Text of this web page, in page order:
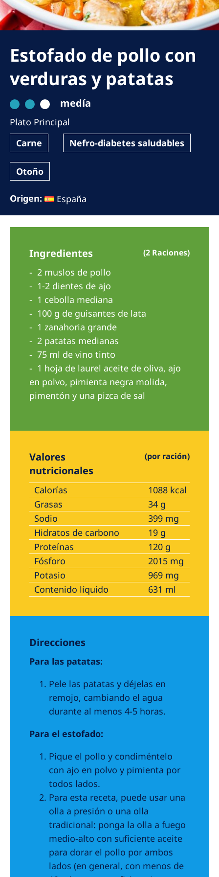
Romania
Russia
Slovakia
Slovenia
Spain
Sweden
Switzerland
Asia Pacific
North America
United States of America
NephroCare International
Global Website
Estofado de pollo con
verduras y patatas
medía
Plato Principal
Carne
Nefro-diabetes saludables
Otoño
Origen: España
Ingredientes (2 Raciones)
2 muslos de pollo
1-2 dientes de ajo
1 cebolla mediana
100 g de guisantes de lata
1 zanahoria grande
2 patatas medianas
75 ml de vino tinto
1 hoja de laurel aceite de oliva, ajo
en polvo, pimienta negra molida,
pimentón y una pizca de sal
Valores
nutricionales
(por ración)
Calorías
1088 kcal
Grasas
34 g
Sodio
399 mg
Hidratos de carbono
19 g
Proteínas
120 g
Fósforo
2015 mg
Potasio
969 mg
Contenido líquido
631 ml
Direcciones
Para las patatas:
Pele las patatas y déjelas en
remojo, cambiando el agua
durante al menos 4-5 horas.
Para el estofado:
Pique el pollo y condiméntelo
con ajo en polvo y pimienta por
todos lados.
Para esta receta, puede usar una
olla a presión o una olla
tradicional: ponga la olla a fuego
medio-alto con suficiente aceite
para dorar el pollo por ambos
lados (en general, con menos de